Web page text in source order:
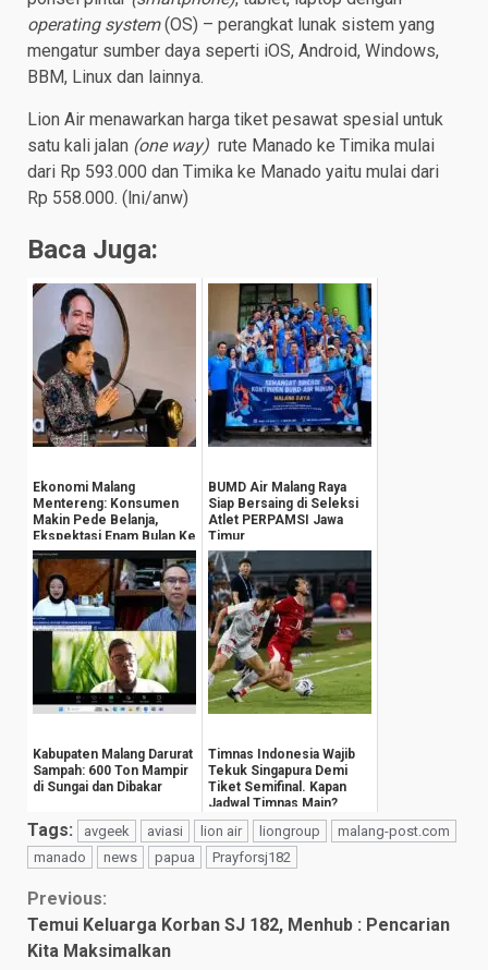
operating system(OS) – perangkat lunak sistem yang
mengatur sumber daya seperti iOS, Android, Windows,
BBM, Linux dan lainnya.
Lion Air menawarkan harga tiket pesawat spesial untuk
satu kali jalan (one way) rute Manado ke Timika mulai
dari Rp 593.000 dan Timika ke Manado yaitu mulai dari
Rp 558.000. (lni/anw)
Baca Juga:
Ekonomi Malang
Mentereng: Konsumen
Makin Pede Belanja,
Ekspektasi Enam Bulan Ke
Depan Tembus 139,0
BUMD Air Malang Raya
Siap Bersaing di Seleksi
Atlet PERPAMSI Jawa
Timur
Kabupaten Malang Darurat
Sampah: 600 Ton Mampir
di Sungai dan Dibakar
Timnas Indonesia Wajib
Tekuk Singapura Demi
Tiket Semifinal. Kapan
Jadwal Timnas Main?
Tags: avgeek aviasi lion air liongroup
malang-post.com
manado
news papua Prayforsj182
Continue
Reading
Previous:
Temui Keluarga Korban SJ 182, Menhub : Pencarian
Kita Maksimalkan